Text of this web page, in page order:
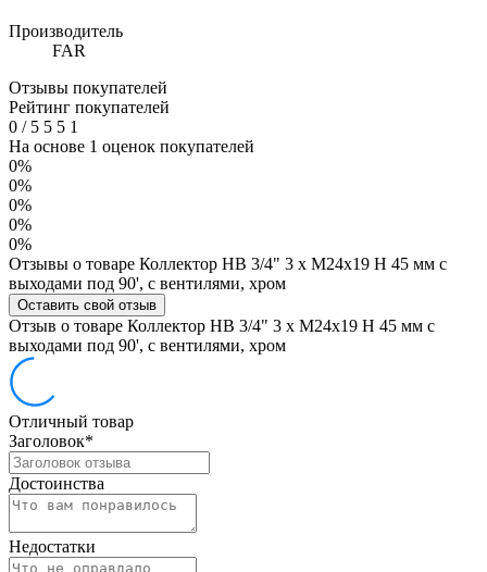
Производитель
FAR
Отзывы покупателей
Рейтинг покупателей
0 /5 5 5 1
На основе 1 оценок покупателей
0%
0%
0%
0%
0%
Отзывы о товаре Коллектор НВ 3/4" 3 х М24х19 Н 45 мм с
выходами под 90', с вентилями, хром
Оставить свой отзыв
Отзыв о товаре Коллектор НВ 3/4" 3 х М24х19 Н 45 мм с
выходами под 90', с вентилями, хром
Отличный товар
Заголовок*
Достоинства
Недостатки